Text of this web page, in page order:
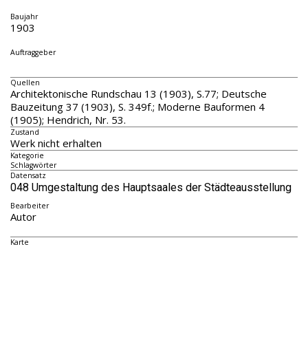
Baujahr
1903
Auftraggeber
Quellen
Architektonische Rundschau 13 (1903), S.77; Deutsche
Bauzeitung 37 (1903), S. 349f.; Moderne Bauformen 4
(1905); Hendrich, Nr. 53.
Zustand
Werk nicht erhalten
Kategorie
Schlagwörter
Datensatz
048 Umgestaltung des Hauptsaales der Städteausstellung
Bearbeiter
Autor
Karte